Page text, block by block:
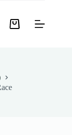
Carrinho